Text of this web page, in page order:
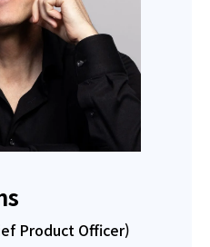
Product Officer)